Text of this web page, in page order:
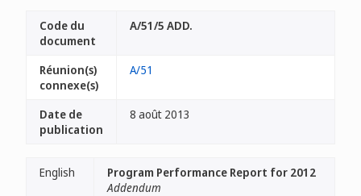
Code du
document
A/51/5 ADD.
Réunion(s)
connexe(s)
A/51
Date de
publication
8 août 2013
English
Program Performance Report for 2012
Addendum